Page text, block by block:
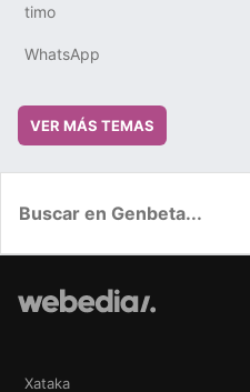
timo
WhatsApp
VER MÁS TEMAS
Xataka